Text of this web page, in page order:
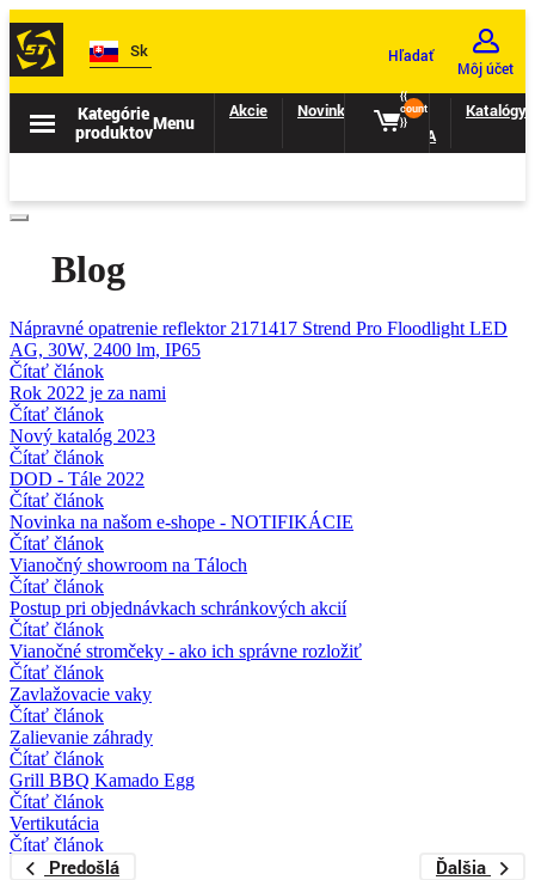
Sk Hľadať
Môj účet
{{
count
}}
Kategórie
produktovMenu
Akcie Novinky
II.
TRIEDA
Katalógy
Blog
Nápravné opatrenie reflektor 2171417 Strend Pro Floodlight LED
AG, 30W, 2400 lm, IP65
Čítať článok
Rok 2022 je za nami
Čítať článok
Nový katalóg 2023
Čítať článok
DOD - Tále 2022
Čítať článok
Novinka na našom e-shope - NOTIFIKÁCIE
Čítať článok
Vianočný showroom na Táloch
Čítať článok
Postup pri objednávkach schránkových akcií
Čítať článok
Vianočné stromčeky - ako ich správne rozložiť
Čítať článok
Zavlažovacie vaky
Čítať článok
Zalievanie záhrady
Čítať článok
Grill BBQ Kamado Egg
Čítať článok
Vertikutácia
Čítať článok
Predošlá Ďalšia